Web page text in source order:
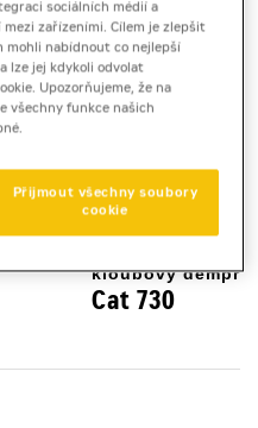
kloubový dempr
Cat 730
sociálních médií a
zařízeními. Cílem je zlepšit
mohli nabídnout co nejlepší
lze jej kdykoli odvolat
Upozorňujeme, že na
všechny funkce našich
Přijmout všechny soubory
cookie